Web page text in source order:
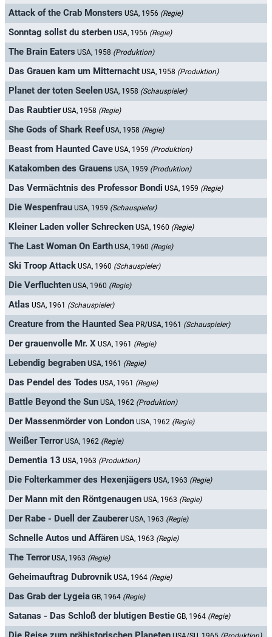
Attack of the Crab Monsters USA, 1956 (Regie)
Sonntag sollst du sterben USA, 1956 (Regie)
The Brain Eaters USA, 1958 (Produktion)
Das Grauen kam um Mitternacht USA, 1958 (Produktion)
Planet der toten Seelen USA, 1958 (Schauspieler)
Das Raubtier USA, 1958 (Regie)
She Gods of Shark Reef USA, 1958 (Regie)
Beast from Haunted Cave USA, 1959 (Produktion)
Katakomben des Grauens USA, 1959 (Produktion)
Das Vermächtnis des Professor Bondi USA, 1959 (Regie)
Die Wespenfrau USA, 1959 (Schauspieler)
Kleiner Laden voller Schrecken USA, 1960 (Regie)
The Last Woman On Earth USA, 1960 (Regie)
Ski Troop Attack USA, 1960 (Schauspieler)
Die Verfluchten USA, 1960 (Regie)
Atlas USA, 1961 (Schauspieler)
Creature from the Haunted Sea PR/USA, 1961 (Schauspieler)
Der grauenvolle Mr. X USA, 1961 (Regie)
Lebendig begraben USA, 1961 (Regie)
Das Pendel des Todes USA, 1961 (Regie)
Battle Beyond the Sun USA, 1962 (Produktion)
Der Massenmörder von London USA, 1962 (Regie)
Weißer Terror USA, 1962 (Regie)
Dementia 13 USA, 1963 (Produktion)
Die Folterkammer des Hexenjägers USA, 1963 (Regie)
Der Mann mit den Röntgenaugen USA, 1963 (Regie)
Der Rabe - Duell der Zauberer USA, 1963 (Regie)
Schnelle Autos und Affären USA, 1963 (Regie)
The Terror USA, 1963 (Regie)
Geheimauftrag Dubrovnik USA, 1964 (Regie)
Das Grab der Lygeia GB, 1964 (Regie)
Satanas - Das Schloß der blutigen Bestie GB, 1964 (Regie)